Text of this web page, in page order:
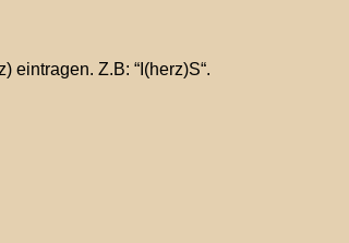
Z.B: “I(herz)S“.